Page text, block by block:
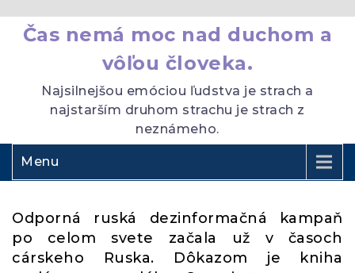
Čas nemá moc nad duchom a
vôľou človeka.
Najsilnejšou emóciou ľudstva je strach a
najstarším druhom strachu je strach z
neznámeho.
Menu
Odporná ruská dezinformačná kampaň
po celom svete začala už v časoch
cárskeho Ruska. Dôkazom je kniha